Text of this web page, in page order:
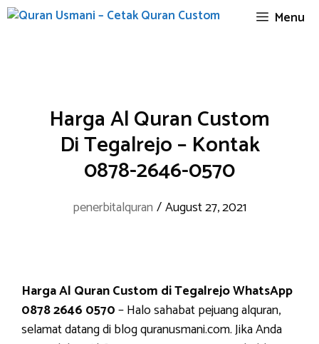
Skip
Menu
Harga Al Quran Custom
Di Tegalrejo – Kontak
0878-2646-0570
penerbitalquran /August 27, 2021
Harga Al Quran Custom di Tegalrejo WhatsApp
0878 2646 0570– Halo sahabat pejuang alquran,
selamat datang di blog quranusmani.com. Jika Anda